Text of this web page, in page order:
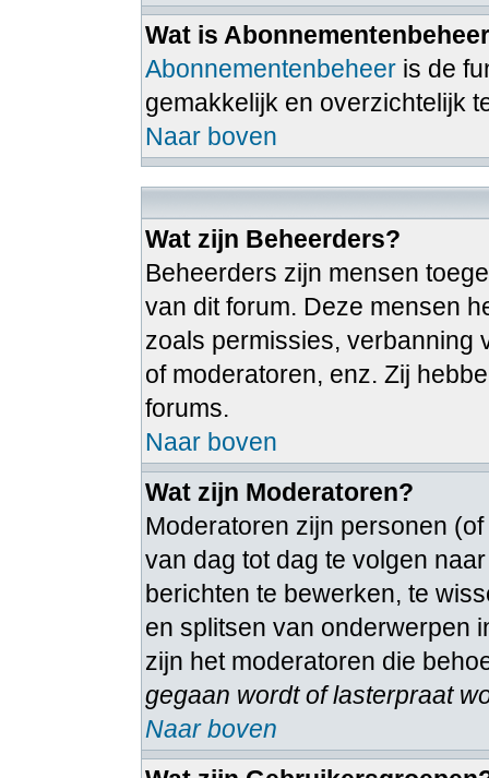
Wat is
Abonnementenbeheer is de
gemakkelijk en overzichtelijk
Naar boven
Wat zijn Beheerders?
Beheerders zijn mensen
van dit forum. Deze mensen
zoals permissies, verbanning
of moderatoren, enz. Zij
forums.
Naar boven
Wat zijn Moderatoren?
Moderatoren zijn personen
van dag tot dag te volgen
berichten te bewerken, te
en splitsen van onderwerpen
zijn het moderatoren die
gegaan wordt of lasterpraat
Naar boven